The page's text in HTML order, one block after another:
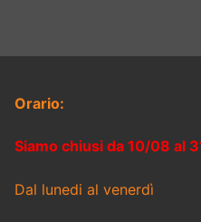
Orario:
Siamo chiusi da 10/08 al
Dal lunedi al venerdì